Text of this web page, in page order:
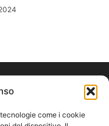
come i cookie